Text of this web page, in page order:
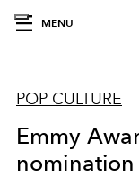
MENU
POP CULTURE
Emmy